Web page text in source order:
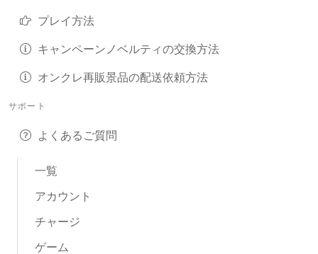
プレイ方法
キャンペーンノベルティの交換方法
オンクレ再販景品の配送依頼方法
サポート
よくあるご質問
一覧
アカウント
チャージ
ゲーム